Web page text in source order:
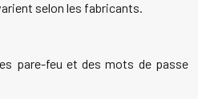
selon les fabricants.
pare-feu et des mots de passe